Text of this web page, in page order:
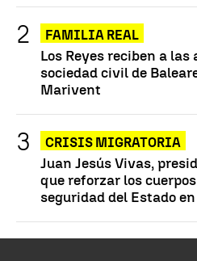
FAMILIA REAL
Los Reyes reciben a
sociedad civil de
Marivent
CRISIS MIGRATORIA
Juan Jesús Vivas,
que reforzar los
seguridad del Estado